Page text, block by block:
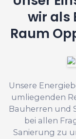
wir als
Raum
Unsere
umliegenden
Bauherren und
bei allen
Sanierung zu